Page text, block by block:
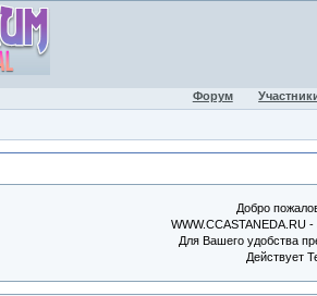
Форум
Добро
WWW.CCASTANEDA.RU
Для Вашего удобства
Действует